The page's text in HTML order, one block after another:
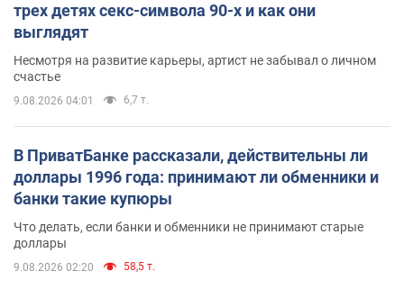
трех детях секс-символа 90-х и как они
выглядят
Несмотря на развитие карьеры, артист не забывал о личном
счастье
9.08.2026 04:01 6,7 т.
В ПриватБанке рассказали, действительны ли
доллары 1996 года: принимают ли обменники и
банки такие купюры
Что делать, если банки и обменники не принимают старые
доллары
9.08.2026 02:20 58,5 т.